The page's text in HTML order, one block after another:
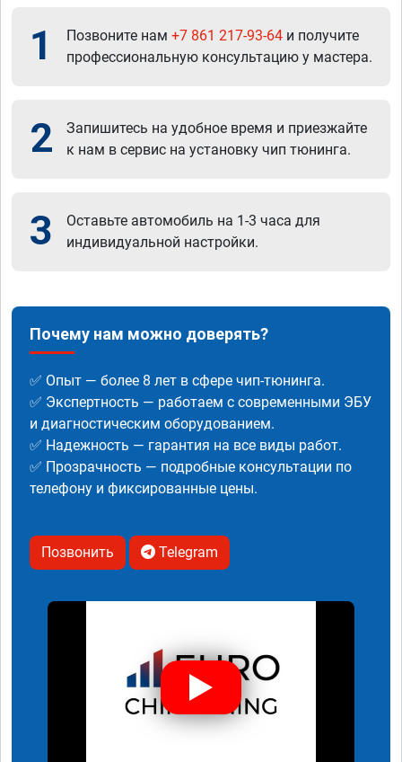
1 Позвоните нам +7 861 217-93-64 и получите
профессиональную консультацию у мастера.
2
Запишитесь на удобное время и приезжайте
к нам в сервис на установку чип тюнинга.
3
Оставьте автомобиль на 1-3 часа для
индивидуальной настройки.
Почему нам можно доверять?
✅ Опыт — более 8 лет в сфере чип-тюнинга.
✅ Экспертность — работаем с современными ЭБУ
и диагностическим оборудованием.
✅ Надежность — гарантия на все виды работ.
✅ Прозрачность — подробные консультации по
телефону и фиксированные цены.
Позвонить Telegram